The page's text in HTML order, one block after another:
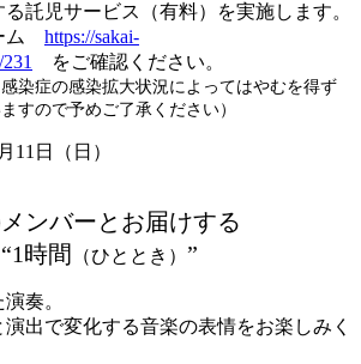
託児サービス（有料）を実施します。
ム https://sakai-
をご確認ください。
感染症の感染拡大状況によってはやむを得ず
すので予めご了承ください）
11日（日）
ンバーとお届けする
時間
（ひととき） ”
奏。
出で変化する音楽の表情をお楽しみく